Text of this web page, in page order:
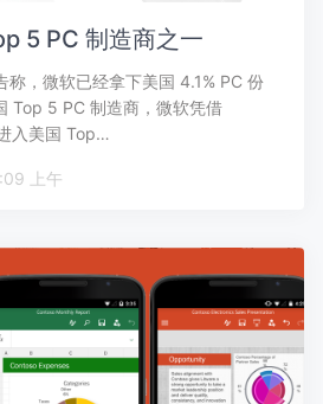
5 PC 制造商之一
称，微软已经拿下美国 4.1% PC 份
Top 5 PC 制造商，微软凭借
入美国 Top…
10 月 11 日, 8:09 上午